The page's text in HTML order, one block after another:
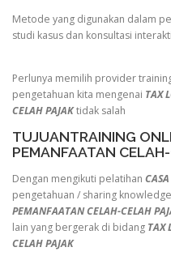
Metode yang digunakan dalam
studi kasus dan konsultasi
Perlunya memilih provider
pengetahuan kita mengenai TAX
CELAH PAJAKtidak salah
TUJUANTRAINING
PEMANFAATAN
Dengan mengikuti pelatihan
pengetahuan / sharing
PEMANFAATAN CELAH-CELAH
lain yang bergerak di bidang TAX
CELAH PAJAK